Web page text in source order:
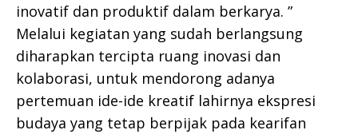
inovatif dan produktif dalam berkarya. ”
Melalui kegiatan yang sudah berlangsung
diharapkan tercipta ruang inovasi dan
kolaborasi, untuk mendorong adanya
pertemuan ide-ide kreatif lahirnya ekspresi
budaya yang tetap berpijak pada kearifan